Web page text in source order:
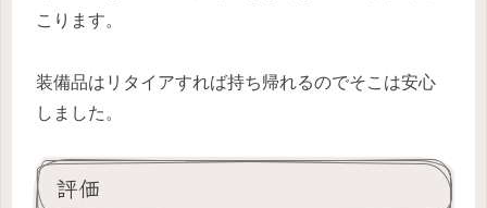
こります。
装備品はリタイアすれば持ち帰れるのでそこは安心
しました。
評価